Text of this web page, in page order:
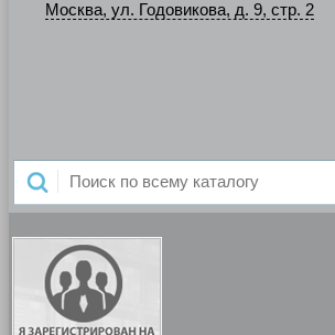
Москва, ул. Годовикова, д. 9, стр. 2